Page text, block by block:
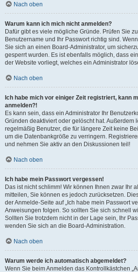
Nach oben
Warum kann ich mich nicht anmelden?
Dafür gibt es viele mögliche Gründe. Prüfen Sie
Benutzername und Ihr Passwort richtig sind.
Sie sich an einen Board-Administrator, um
gesperrt wurden. Es ist ebenfalls möglich, dass
der Website vorliegt, welches ein Administrator
Nach oben
Ich habe mich vor einiger Zeit registriert, kann
anmelden?!
Es kann sein, dass ein Administrator Ihr
Gründen deaktiviert oder gelöscht hat. Außerdem
regelmäßig Benutzer, die für längere Zeit keine
um die Datenbankgröße zu verringern.
und nehmen Sie aktiv an den Diskussionen teil!
Nach oben
Ich habe mein Passwort vergessen!
Das ist nicht schlimm! Wir können Ihnen zwar Ihr
mitteilen, Sie können es jedoch zurücksetzen.
der Anmelde-Seite auf „Ich habe mein Passwort
Anweisungen folgen. So sollten Sie sich schnell
Sollten Sie trotzdem nicht in der Lage sein, Ihr
wenden Sie sich an die Board-Administration.
Nach oben
Warum werde ich automatisch abgemeldet?
Wenn Sie beim Anmelden das Kontrollkästchen